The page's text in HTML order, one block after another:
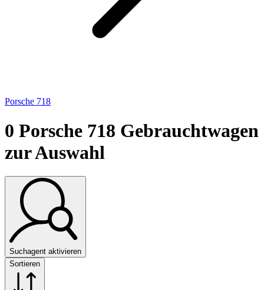
Porsche 718
0 Porsche 718 Gebrauchtwagen
zur Auswahl
Suchagent aktivieren
Sortieren